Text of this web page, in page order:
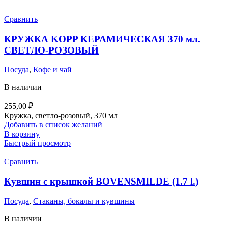
Сравнить
КРУЖКА KOPP КЕРАМИЧЕСКАЯ 370 мл.
СВЕТЛО-РОЗОВЫЙ
Посуда, Кофе и чай
В наличии
255,00 ₽
Кружка, светло-розовый, 370 мл
Добавить в список желаний
В корзину
Быстрый просмотр
Сравнить
Кувшин с крышкой BOVENSMILDE (1.7 l.)
Посуда, Стаканы, бокалы и кувшины
В наличии